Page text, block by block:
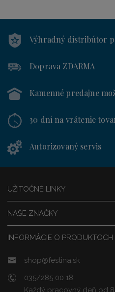
Výhradný distribútor
Doprava ZDARMA
Kamenné predajne
30 dní na vrátenie
Autorizovaný servis
INFORMÁCIE O PRODUKTOCH
shop@festina.sk
035/285 00 18
Každý pracovný deň od
NAŠE ZNAČKY
UŽITOČNÉ LINKY